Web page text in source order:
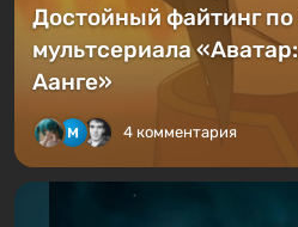
Достойный файтинг
мультсериала
Аанге»
4 комментария